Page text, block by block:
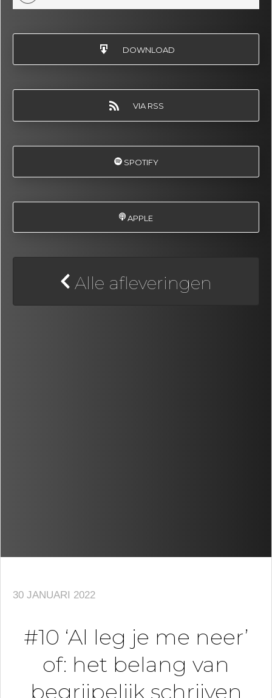
Player
DOWNLOAD
VIA RSS
SPOTIFY
APPLE
Alle afleveringen
30 JANUARI 2022
#10 ‘Al leg je me neer’
of: het belang van
begrijpelijk schrijven